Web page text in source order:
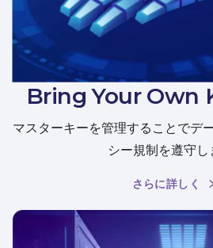
Bring Your Own
マスターキーを管理することでデ
シー規制を遵守し
さらに詳しく